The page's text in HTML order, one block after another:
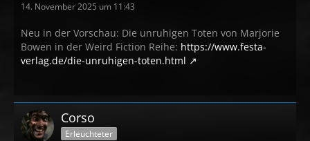
14. November 2025 um 11:43
Neu in der Vorschau: Die unruhigen Toten von Marjorie
Bowen in der Weird Fiction Reihe: https://www.festa-
verlag.de/die-unruhigen-toten.html
Corso
Erleuchteter